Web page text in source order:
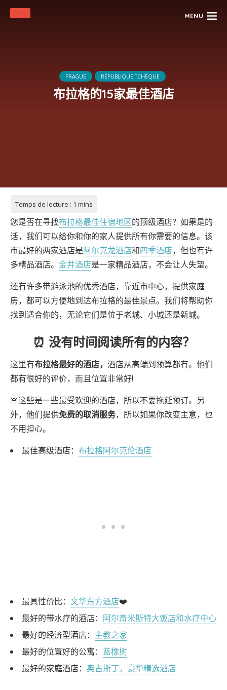
MENU
PRAGUE RÉPUBLIQUE TCHÈQUE
布拉格的15家最佳酒店
您是否在寻找布拉格最佳住宿地区的顶级酒店？如果是的
话，我们可以给你和你的家人提供所有你需要的信息。该
市最好的两家酒店是阿尔克龙酒店和四季酒店，但也有许
多精品酒店。 金井酒店是一家精品酒店，不会让人失望。
还有许多带游泳池的优秀酒店，靠近市中心，提供家庭
房，都可以方便地到达布拉格的最佳景点。我们将帮助你
找到适合你的，无论它们是位于老城、小城还是新城。
⏰ 没有时间阅读所有的内容？
这里有布拉格最好的酒店， 酒店从高端到预算都有。他们
都有很好的评价，而且位置非常好!
🚨这些是一些最受欢迎的酒店，所以不要拖延预订。另
外，他们提供免费的取消服务，所以如果你改变主意，也
不用担心。
最佳高级酒店： 布拉格阿尔克伦酒店
最具性价比： 文华东方酒店❤️
最好的带水疗的酒店： 阿尔奇米斯特大饭店和水疗中心
最好的经济型酒店： 主教之家
最好的位置好的公寓： 蓝橡树
最好的家庭酒店： 奥古斯丁，豪华精选酒店